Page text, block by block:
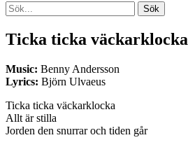
Search
Sök
efter:
[label]
Ticka ticka väckarklocka
Music: Benny Andersson
Lyrics: Björn Ulvaeus
Ticka ticka väckarklocka
Allt är stilla
Jorden den snurrar och tiden går